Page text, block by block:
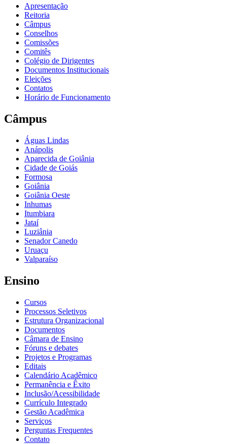
Apresentação
Reitoria
Câmpus
Conselhos
Comissões
Comitês
Colégio de Dirigentes
Documentos Institucionais
Eleições
Contatos
Horário de Funcionamento
Câmpus
Águas Lindas
Anápolis
Aparecida de Goiânia
Cidade de Goiás
Formosa
Goiânia
Goiânia Oeste
Inhumas
Itumbiara
Jataí
Luziânia
Senador Canedo
Uruaçu
Valparaíso
Ensino
Cursos
Processos Seletivos
Estrutura Organizacional
Documentos
Câmara de Ensino
Fóruns e debates
Projetos e Programas
Editais
Calendário Acadêmico
Permanência e Êxito
Inclusão/Acessibilidade
Currículo Integrado
Gestão Acadêmica
Serviços
Perguntas Frequentes
Contato